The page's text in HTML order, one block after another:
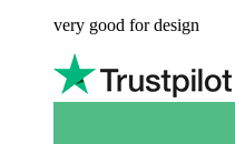
very good for design